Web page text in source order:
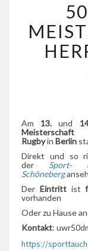
Am 13. und
Meisterschaft
Rugbyin Berlin
Direkt und so
der Sport-
Schöneberg
Der Eintritt ist
vorhanden
Oder zu Hause
Kontakt:
https://